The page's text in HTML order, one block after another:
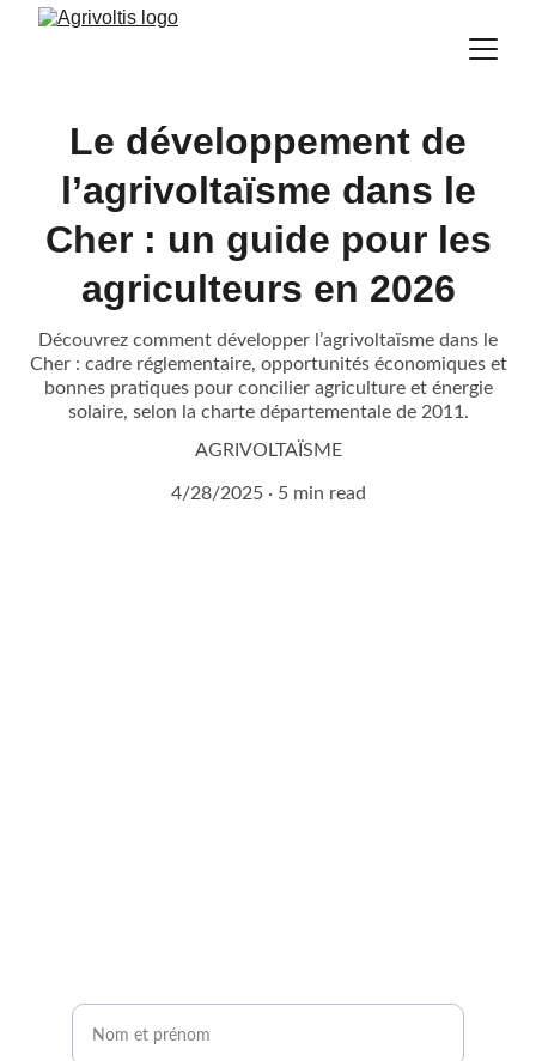
Le développement de
l’agrivoltaïsme dans le
Cher : un guide pour les
agriculteurs en 2026
Découvrez comment développer l’agrivoltaïsme dans le
Cher : cadre réglementaire, opportunités économiques et
bonnes pratiques pour concilier agriculture et énergie
solaire, selon la charte départementale de 2011.
AGRIVOLTAÏSME
4/28/2025 5 min read